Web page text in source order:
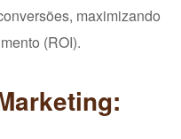
maximizando
(ROI).